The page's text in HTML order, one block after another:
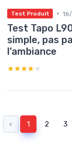
Test Produit •
Test Tapo
simple, pas
l’ambiance
★★★★★
★★★★★
‹ 1 2 3